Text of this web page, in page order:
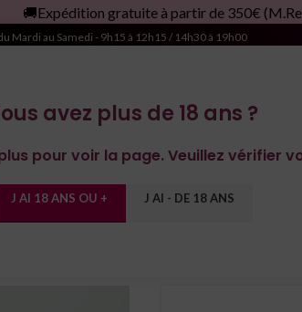
avez plus de 18 ans ?
pour voir la page. Veuillez vérifier
J AI 18 ANS OU + J AI - DE 18 ANS
gratuite à partir de 350€ (M.Relay)📦
Mardi au Samedi - 9h15 à 12h15 / 14h30 à 19h00
nous nous réservons le droit de